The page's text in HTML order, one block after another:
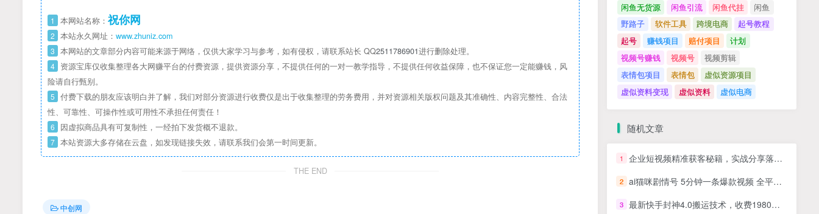
1 本网站名称： 祝你网
2 本站永久网址： www.zhuniz.com
3 本网站的文章部分内容可能来源于网络，仅供大家学习与参考，如有侵权，请联系站长 QQ2511786901进行删除处理。
4 资源宝库仅收集整理各大网赚平台的付费资源，提供资源分享，不提供任何的一对一教学指导，不提供任何收益保障，也不保证您一定能赚钱，风
险请自行甄别。
5 付费下载的朋友应该明白并了解，我们对部分资源进行收费仅是出于收集整理的劳务费用，并对资源相关版权问题及其准确性、内容完整性、合法
性、可靠性、可操作性或可用性不承担任何责任！
6 因虚拟商品具有可复制性，一经拍下发货概不退款。
7 本站资源大多存储在云盘，如发现链接失效，请联系我们会第一时间更新。
THE END
中创网
闲鱼无货源
闲鱼引流 闲鱼代挂
闲鱼
野路子
软件工具 跨境电商
起号教程
起号
赚钱项目 赔付项目
计划
视频号赚钱
视频号
视频剪辑
表情包项目
表情包
虚似资源项目
虚似资料变现
虚似资料 虚似电商
随机文章
1 企业短视频精准获客秘籍，实战分享落地独门秘籍
2 ai猫咪剧情号 5分钟一条爆款视频 全平台变现 月入2K+
3 最新快手封神4.0搬运技术，收费1980的技术，无视安卓苹果 ，无视领域